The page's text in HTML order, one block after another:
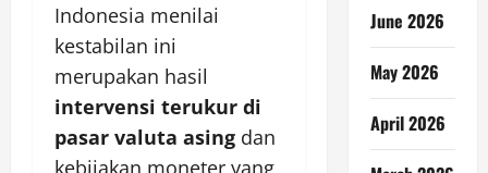
Indonesia menilai
kestabilan ini
merupakan hasil
intervensi terukur di
pasar valuta asing dan
kebijakan moneter yang
June 2026
May 2026
April 2026